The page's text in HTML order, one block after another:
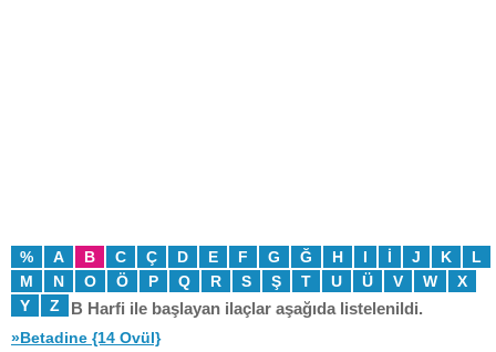
% A B C Ç D E F G Ğ H I İ J K
L
M
N O Ö P Q R S Ş T U Ü V W
X
Y
Z B Harfi ile başlayan ilaçlar aşağıda listelenildi.
»Betadine {14 Ovül}